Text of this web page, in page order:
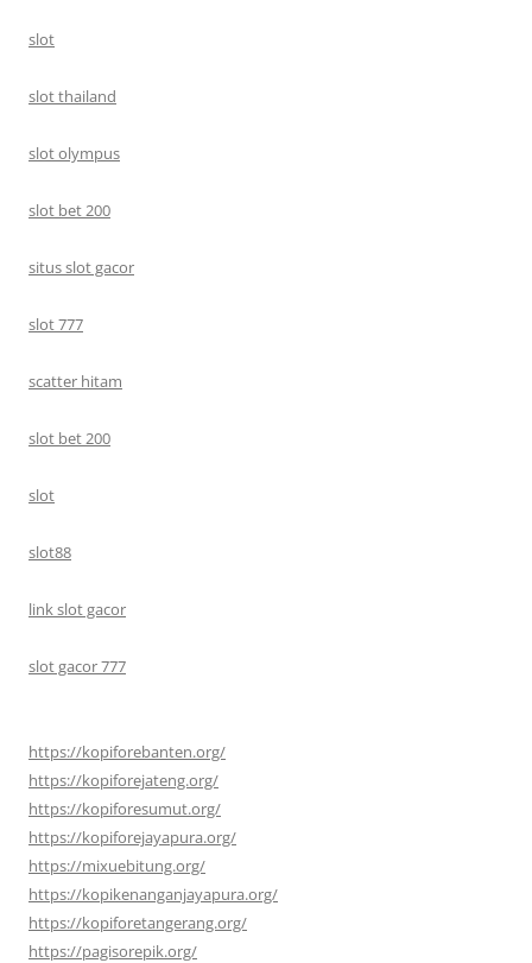
slot
slot thailand
slot olympus
slot bet 200
situs slot gacor
slot 777
scatter hitam
slot bet 200
slot
slot88
link slot gacor
slot gacor 777
https://kopiforebanten.org/
https://kopiforejateng.org/
https://kopiforesumut.org/
https://kopiforejayapura.org/
https://mixuebitung.org/
https://kopikenanganjayapura.org/
https://kopiforetangerang.org/
https://pagisorepik.org/